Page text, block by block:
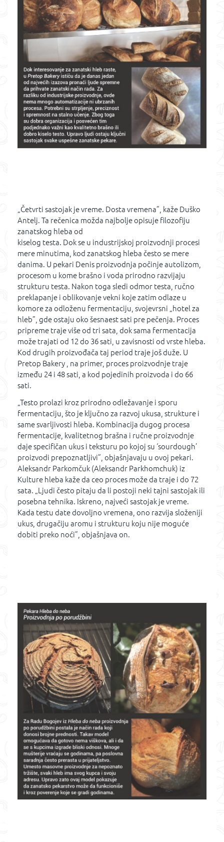
„Četvrti sastojak je vreme. Dosta vremena”, kaže Duško
Antelj. Ta rečenica možda najbolje opisuje filozofiju
zanatskog hleba od
kiselog testa. Dok se u industrijskoj proizvodnji procesi
mere minutima, kod zanatskog hleba često se mere
danima. U pekari Denis proizvodnja počinje autolizom,
procesom u kome brašno i voda prirodno razvijaju
strukturu testa. Nakon toga sledi odmor testa, ručno
preklapanje i oblikovanje vekni koje zatim odlaze u
komore za odloženu fermentaciju, svojevrsni „hotel za
hleb”, gde ostaju oko šesnaest sati pre pečenja. Proces
pripreme traje više od tri sata, dok sama fermentacija
može trajati od 12 do 36 sati, u zavisnosti od vrste hleba.
Kod drugih proizvođača taj period traje još duže. U
Pretop Bakery , na primer, proces proizvodnje traje
između 24 i 48 sati, a kod pojedinih proizvoda i do 66
sati.
„Testo prolazi kroz prirodno odležavanje i sporu
fermentaciju, što je ključno za razvoj ukusa, strukture i
same svarljivosti hleba. Kombinacija dugog procesa
fermentacije, kvalitetnog brašna i ručne proizvodnje
daje specifičan ukus i teksturu po kojoj su ‘sourdough’
proizvodi prepoznatljivi”, objašnjavaju u ovoj pekari.
Aleksandr Parkomčuk (Aleksandr Parkhomchuk) iz
Kulture hleba kaže da ceo proces može da traje i do 72
sata. „Ljudi često pitaju da li postoji neki tajni sastojak ili
posebna tehnika. Iskreno, najveći sastojak je vreme.
Kada testu date dovoljno vremena, ono razvija složeniji
ukus, drugačiju aromu i strukturu koju nije moguće
dobiti preko noći”, objašnjava on.